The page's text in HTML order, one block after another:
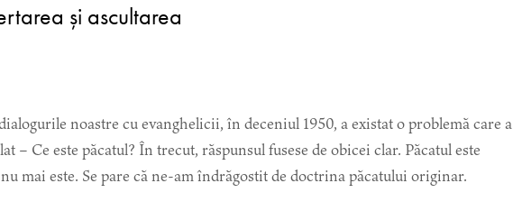
și ascultarea
noastre cu evanghelicii, în deceniul 1950, a existat o problemă care a
– Ce este păcatul? În trecut, răspunsul fusese de obicei clar. Păcatul este
mai este. Se pare că ne-am îndrăgostit de doctrina păcatului originar.